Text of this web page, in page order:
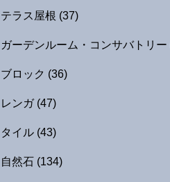
テラス屋根 (37)
ガーデンルーム・コンサバトリー
ブロック (36)
レンガ (47)
タイル (43)
自然石 (134)